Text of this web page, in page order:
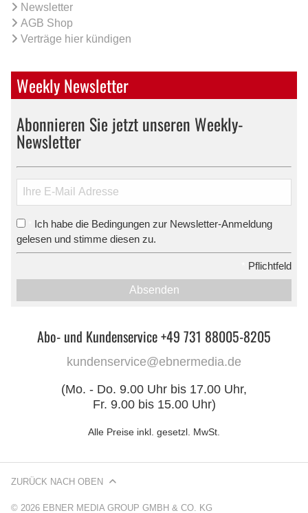
Newsletter
AGB Shop
Verträge hier kündigen
Weekly Newsletter
Abonnieren Sie jetzt unseren Weekly-
Newsletter
Ich habe die Bedingungen zur Newsletter-Anmeldung
gelesen und stimme diesen zu.
Pflichtfeld
Absenden
Abo- und Kundenservice +49 731 88005-8205
kundenservice@ebnermedia.de
(Mo. - Do. 9.00 Uhr bis 17.00 Uhr,
Fr. 9.00 bis 15.00 Uhr)
Alle Preise inkl. gesetzl. MwSt.
© 2026 EBNER MEDIA GROUP GMBH & CO. KG
ZURÜCK NACH OBEN